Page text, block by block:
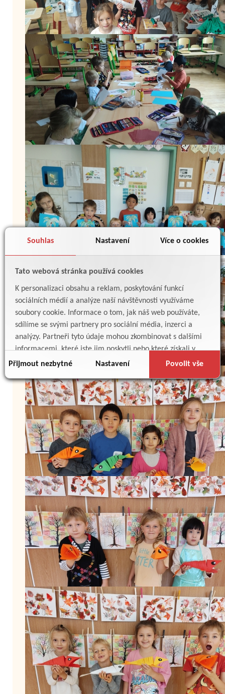
Souhlas Nastavení Více o cookies
Tato webová stránka používá cookies
K personalizaci obsahu a reklam, poskytování funkcí
sociálních médií a analýze naší návštěvnosti využíváme
soubory cookie. Informace o tom, jak náš web používáte,
sdílíme se svými partnery pro sociální média, inzerci a
analýzy. Partneři tyto údaje mohou zkombinovat s dalšími
informacemi, které jste jim poskytli nebo které získali v
důsledku toho, že používáte jejich služby.
Přijmout nezbytné Nastavení Povolit vše